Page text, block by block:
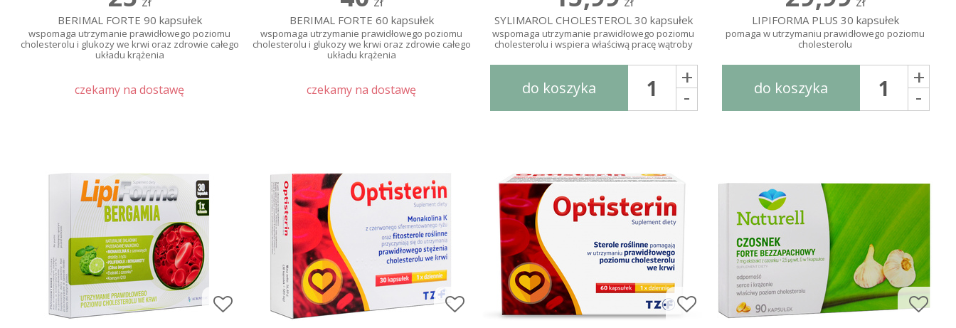
BERIMAL FORTE 90 kapsułek
wspomaga utrzymanie prawidłowego poziomu
cholesterolu i glukozy we krwi oraz zdrowie całego
układu krążenia
czekamy na dostawę
BERIMAL FORTE 60 kapsułek
wspomaga utrzymanie prawidłowego poziomu
cholesterolu i glukozy we krwi oraz zdrowie całego
układu krążenia
czekamy na dostawę
SYLIMAROL CHOLESTEROL 30 kapsułek
wspomaga utrzymanie prawidłowego poziomu
cholesterolu i wspiera właściwą pracę wątroby
do koszyka +
-
LIPIFORMA PLUS 30 kapsułek
pomaga w utrzymaniu prawidłowego poziomu
cholesterolu
do koszyka +
-